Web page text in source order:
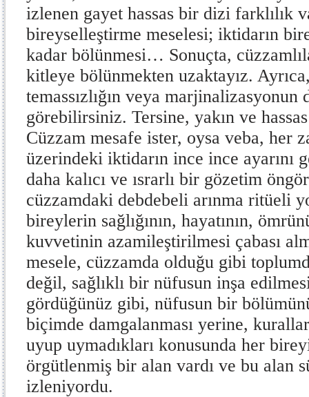
izlenen gayet hassas bir dizi farklılık
bireyselleştirme meselesi; iktidarın
kadar bölünmesi… Sonuçta,
kitleye bölünmekten uzaktayız.
temassızlığın veya marjinalizasyonun
görebilirsiniz. Tersine, yakın ve
Cüzzam mesafe ister, oysa veba, her
üzerindeki iktidarın ince ince ayarını
daha kalıcı ve ısrarlı bir gözetim
cüzzamdaki debdebeli arınma ritüeli
bireylerin sağlığının, hayatının,
kuvvetinin azamileştirilmesi çabası
mesele, cüzzamda olduğu gibi
değil, sağlıklı bir nüfusun inşa
gördüğünüz gibi, nüfusun bir
biçimde damgalanması yerine,
uyup uymadıkları konusunda her
örgütlenmiş bir alan vardı ve bu alan
izleniyordu.